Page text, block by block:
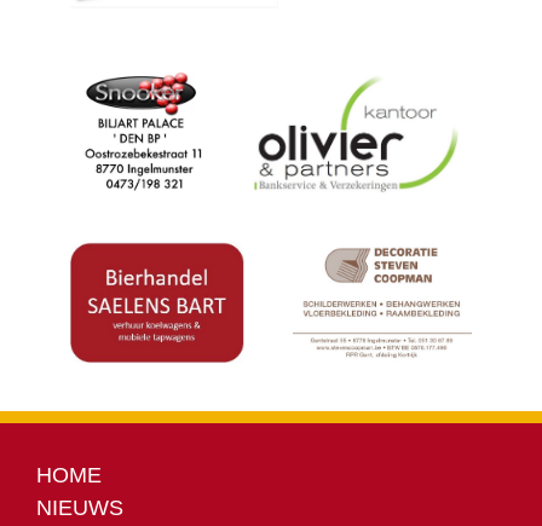
HOME
NIEUWS